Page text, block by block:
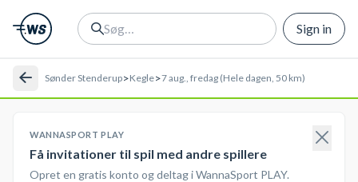
Sign in
Sønder Stenderup>Kegle>7 aug., fredag (Hele dagen, 50 km)
WANNASPORT PLAY
Få invitationer til spil med andre spillere
Opret en gratis konto og deltag i WannaSport PLAY.